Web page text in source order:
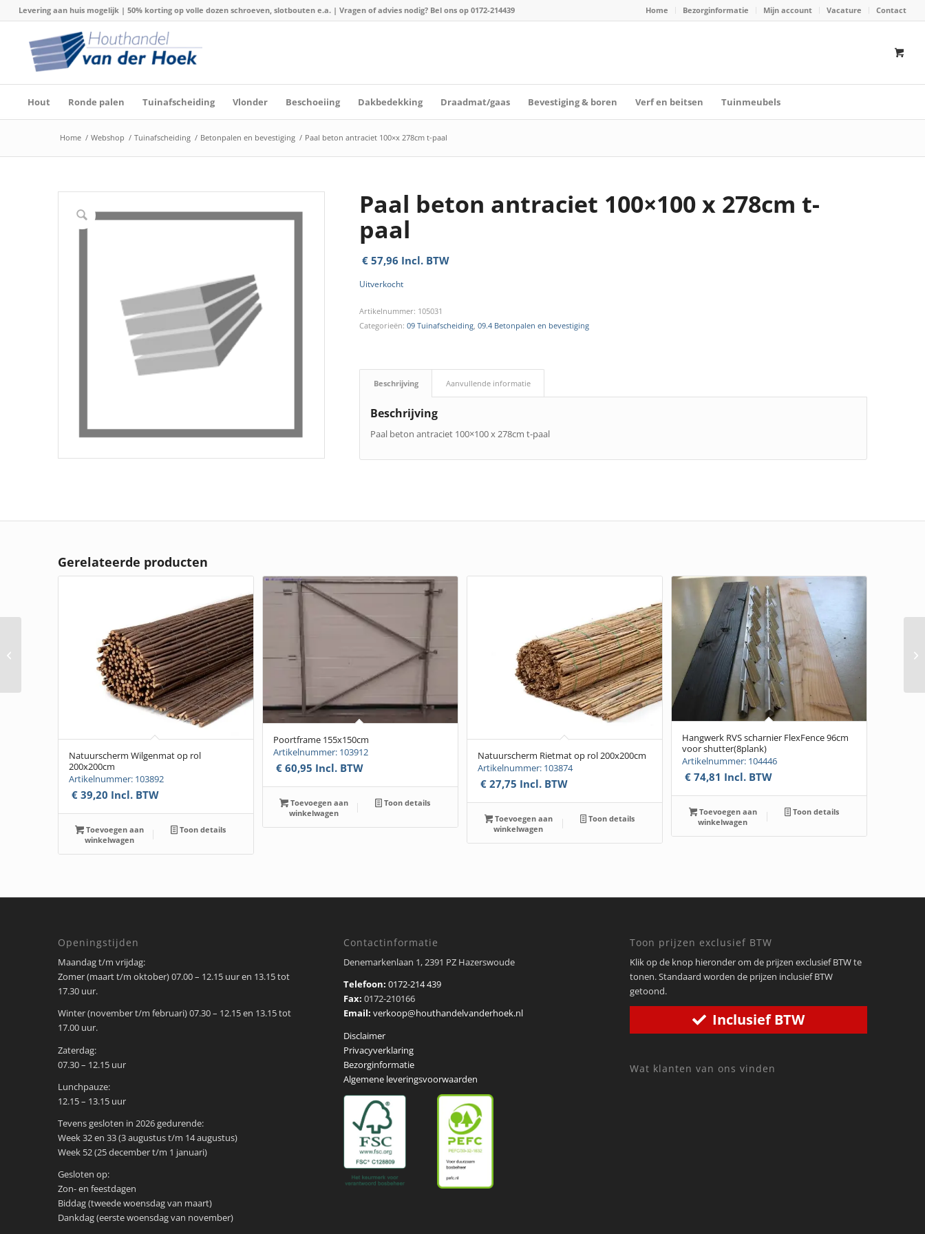
Home Bezorginformatie Mijn account Vacature Contact
Levering aan huis mogelijk | 50% korting op volle dozen schroeven, slotbouten e.a. | Vragen of advies nodig? Bel ons op 0172-214439
Hout Ronde palen Tuinafscheiding Vlonder Beschoeiing Dakbedekking Draadmat/gaas Bevestiging & boren Verf en beitsen Tuinmeubels
Home / Webshop / Tuinafscheiding / Betonpalen en bevestiging / Paal beton antraciet 100×x 278cm t-paal
Paal beton antraciet 100×100 x 278cm t-
paal
€57,96 Incl. BTW
Uitverkocht
Artikelnummer: 105031
Categorieën: 09 Tuinafscheiding, 09.4 Betonpalen en bevestiging
Beschrijving Aanvullende informatie
Beschrijving
Paal beton antraciet 100×100 x 278cm t-paal
Gerelateerde producten
Natuurscherm Wilgenmat op rol
200x200cm
Artikelnummer: 103892
€39,20 Incl. BTW
Toevoegen aan
winkelwagen
Toon details
Poortframe 155x150cm
Artikelnummer: 103912
€60,95 Incl. BTW
Toevoegen aan
winkelwagen
Toon details
Natuurscherm Rietmat op rol 200x200cm
Artikelnummer: 103874
€27,75 Incl. BTW
Toevoegen aan
winkelwagen
Toon details
Hangwerk RVS scharnier FlexFence 96cm
voor shutter(8plank)
Artikelnummer: 104446
€74,81 Incl. BTW
Toevoegen aan
winkelwagen
Toon details
Openingstijden
Maandag t/m vrijdag:
Zomer (maart t/m oktober) 07.00 – 12.15 uur en 13.15 tot
17.30 uur.
Winter (november t/m februari) 07.30 – 12.15 en 13.15 tot
17.00 uur.
Zaterdag:
07.30 – 12.15 uur
Lunchpauze:
12.15 – 13.15 uur
Tevens gesloten in 2026 gedurende:
Week 32 en 33 (3 augustus t/m 14 augustus)
Week 52 (25 december t/m 1 januari)
Gesloten op:
Zon- en feestdagen
Biddag (tweede woensdag van maart)
Dankdag (eerste woensdag van november)
Contactinformatie
Denemarkenlaan 1, 2391 PZ Hazerswoude
Telefoon:0172-214 439
Fax:0172-210166
Email: verkoop@houthandelvanderhoek.nl
Disclaimer
Privacyverklaring
Bezorginformatie
Algemene leveringsvoorwaarden
Toon prijzen exclusief BTW
Klik op de knop hieronder om de prijzen exclusief BTW te
tonen. Standaard worden de prijzen inclusief BTW
getoond.
Inclusief BTW
Wat klanten van ons vinden
115x115xmm 400cm
geschaafd (Azobe) b-